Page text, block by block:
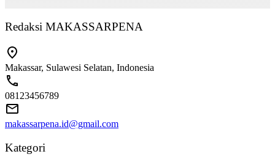
Redaksi MAKASSARPENA
Makassar, Sulawesi Selatan, Indonesia
08123456789
makassarpena.id@gmail.com
Kategori